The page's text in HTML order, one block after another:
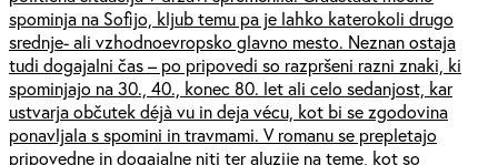
spominja na Sofijo, kljub temu pa je lahko katerokoli drugo
srednje- ali vzhodnoevropsko glavno mesto. Neznan ostaja
tudi dogajalni čas – po pripovedi so razpršeni razni znaki, ki
spominjajo na 30., 40., konec 80. let ali celo sedanjost, kar
ustvarja občutek déjà vu in deja vécu, kot bi se zgodovina
ponavljala s spomini in travmami. V romanu se prepletajo
pripovedne in dogajalne niti ter aluzije na teme, kot so